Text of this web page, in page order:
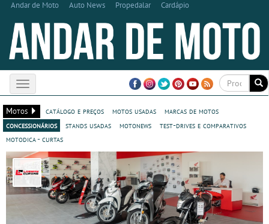
Andar de Moto Auto News Propedalar Cardápio
Toggle
navigation
Motos
catálogo e preços motos usadas
marcas de motos
concessionários
stands usadas motonews
test-drives e comparativos
motodica - curtas